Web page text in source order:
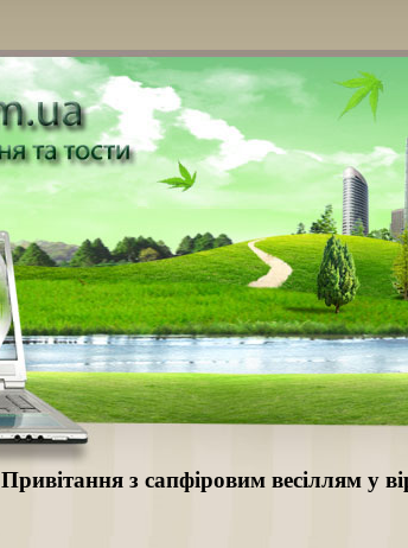
Привітання з сапфіровим весіллям у